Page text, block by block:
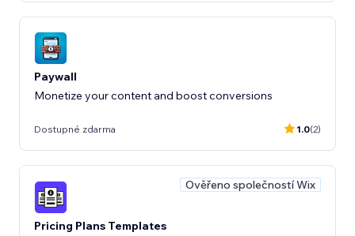
Paywall
Monetize your content and boost conversions
Dostupné zdarma 1.0(2)
Ověřeno společností Wix
Pricing Plans Templates